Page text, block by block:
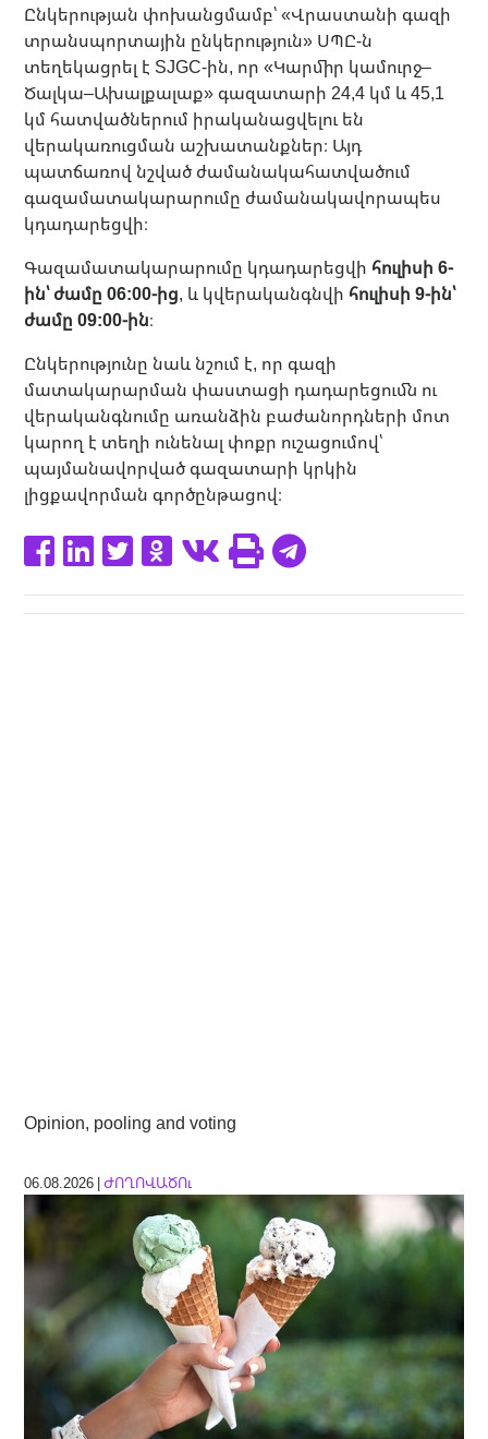
Ընկերության փոխանցմամբ՝ «Վրաստանի գազի
տրանսպորտային ընկերություն» ՍՊԸ-ն
տեղեկացրել է SJGC-ին, որ «Կարմիր կամուրջ–
Ծալկա–Ախալքալաք» գազատարի 24,4 կմ և 45,1
կմ հատվածներում իրականացվելու են
վերակառուցման աշխատանքներ։ Այդ
պատճառով նշված ժամանակահատվածում
գազամատակարարումը ժամանակավորապես
կդադարեցվի։
Գազամատակարարումը կդադարեցվի հուլիսի 6-
ին՝ ժամը 06:00-ից, և կվերականգնվի հուլիսի 9-ին՝
ժամը 09:00-ին։
Ընկերությունը նաև նշում է, որ գազի
մատակարարման փաստացի դադարեցումն ու
վերականգնումը առանձին բաժանորդների մոտ
կարող է տեղի ունենալ փոքր ուշացումով՝
պայմանավորված գազատարի կրկին
լիցքավորման գործընթացով։
Opinion, pooling and voting
06.08.2026 |ԺՈՂՈՎԱԾՈւ